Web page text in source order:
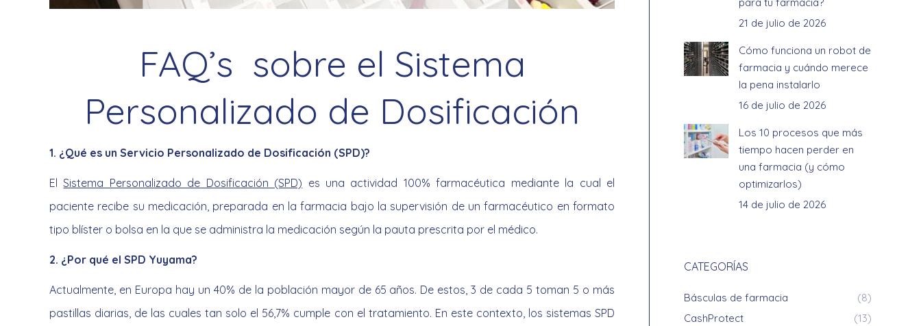
FAQ’s sobre el Sistema
Personalizado de Dosificación
1. ¿Qué es un Servicio Personalizado de Dosificación (SPD)?
ElSistema Personalizado de Dosificación (SPD) es una actividad 100% farmacéutica mediante la cual el
paciente recibe su medicación, preparada en la farmacia bajo la supervisión de un farmacéutico en formato
tipo blíster o bolsa en la que se administra la medicación según la pauta prescrita por el médico.
2. ¿Por qué el SPD Yuyama?
Actualmente, en Europa hay un 40% de la población mayor de 65 años. De estos, 3 de cada 5 toman 5 o más
pastillas diarias, de las cuales tan solo el 56,7% cumple con el tratamiento. En este contexto, los sistemas SPD
21 de julio de 2026
Cómo funciona un robot de
farmacia y cuándo merece
la pena instalarlo
16 de julio de 2026
Los 10 procesos que más
tiempo hacen perder en
una farmacia (y cómo
optimizarlos)
14 de julio de 2026
CATEGORÍAS
Básculas de farmacia
(8)
CashProtect
(13)